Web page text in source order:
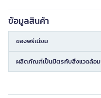
ข้อมูลสินค้า
ของพรีเมียม
ผลิตภัณฑ์เป็นมิตรกับสิ่งแวดล้อม